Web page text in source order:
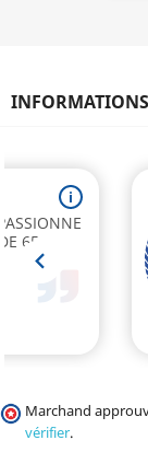
INFORMATIONS
Marchand
vérifier.